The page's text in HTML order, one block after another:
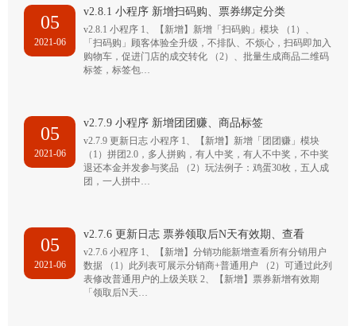
05
2021-06
v2.8.1 小程序 新增扫码购、票券绑定分类
v2.8.1 小程序 1、【新增】新增「扫码购」模块 （1）、
「扫码购」顾客体验全升级，不排队、不烦心，扫码即加入
购物车，促进门店的成交转化 （2）、批量生成商品二维码
标签，标签包…
05
2021-06
v2.7.9 小程序 新增团团赚、商品标签
v2.7.9 更新日志 小程序 1、【新增】新增「团团赚」模块
（1）拼团2.0，多人拼购，有人中奖，有人不中奖，不中奖
退还本金并发参与奖品 （2）玩法例子：鸡蛋30枚，五人成
团，一人拼中…
05
2021-06
v2.7.6 更新日志 票券领取后N天有效期、查看
v2.7.6 小程序 1、【新增】分销功能新增查看所有分销用户
数据 （1）此列表可展示分销商+普通用户 （2）可通过此列
表修改普通用户的上级关联 2、【新增】票券新增有效期
「领取后N天…